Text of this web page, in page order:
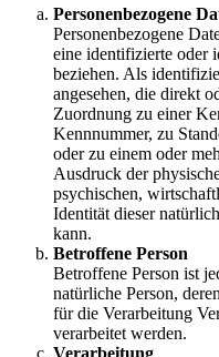
Personenbezogene
Personenbezogene
eine identifizierte oder
beziehen. Als
angesehen, die direkt
Zuordnung zu einer
Kennnummer, zu
oder zu einem oder
Ausdruck der
psychischen,
Identität dieser
kann.
Betroffene Person
Betroffene Person ist
natürliche Person,
für die Verarbeitung
verarbeitet werden.